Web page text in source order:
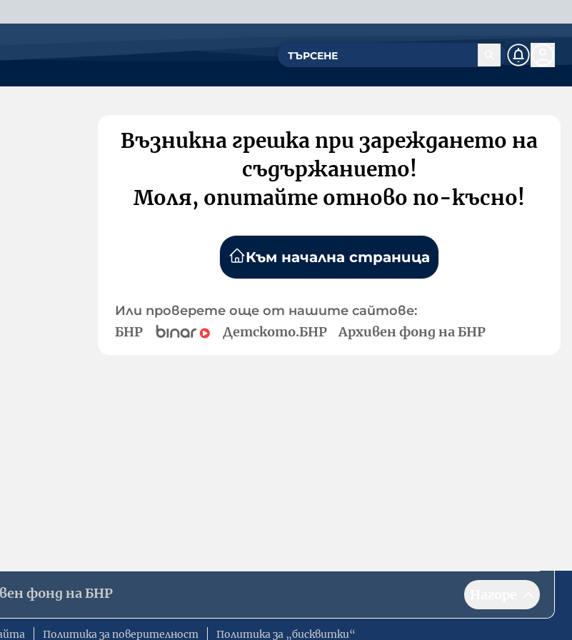
Възникна грешка при зареждането на
съдържанието!
Моля, опитайте отново по-късно!
Към начална страница
Или проверете още от нашите сайтове:
БНР Детското.БНР Архивен фонд на БНР
фонд на БНР
Политика за поверителност Политика за „бисквитки“